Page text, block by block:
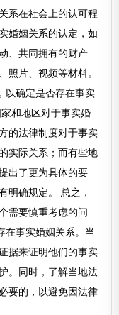
系在社会上的认可程
婚姻关系的认定，如
、共同拥有的财产
照片、视频等材料。
以确定是否存在事实
和地区对于事实婚
的法律制度对于事实
实际关系；而有些地
出了更为具体的要
明确规定。 总之，
需要慎重考虑的问
在事实婚姻关系。当
据来证明他们的事实
。同时，了解当地法
要的，以避免因法律